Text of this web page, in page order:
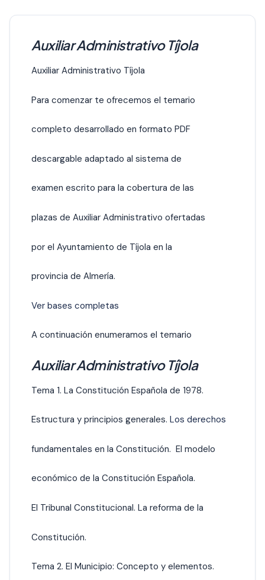
Auxiliar Administrativo Tíjola
Auxiliar Administrativo Tíjola
Para comenzar te ofrecemos el temario
completo desarrollado en formato PDF
descargable adaptado al sistema de
examen escrito para la cobertura de las
plazas de Auxiliar Administrativo ofertadas
por el Ayuntamiento de Tíjola en la
provincia de Almería.
Ver bases completas
A continuación enumeramos el temario
Auxiliar Administrativo Tíjola
Tema 1. La Constitución Española de 1978.
Estructura y principios generales. Los derechos
fundamentales en la Constitución. El modelo
económico de la Constitución Española.
El Tribunal Constitucional. La reforma de la
Constitución.
Tema 2. El Municipio: Concepto y elementos.